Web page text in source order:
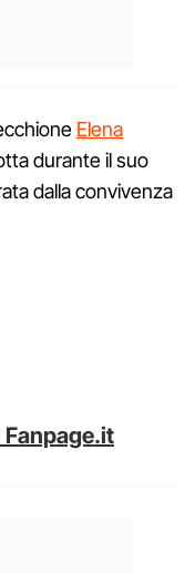
Elena
durante il suo
dalla convivenza
Fanpage.it